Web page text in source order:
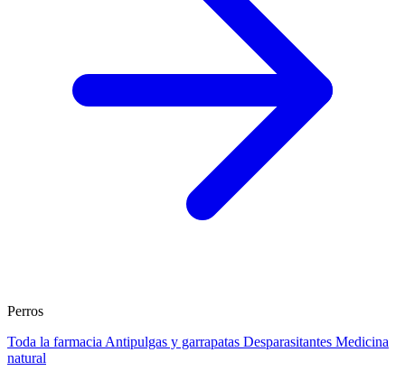
Perros
Toda la farmacia Antipulgas y garrapatas Desparasitantes Medicina
natural